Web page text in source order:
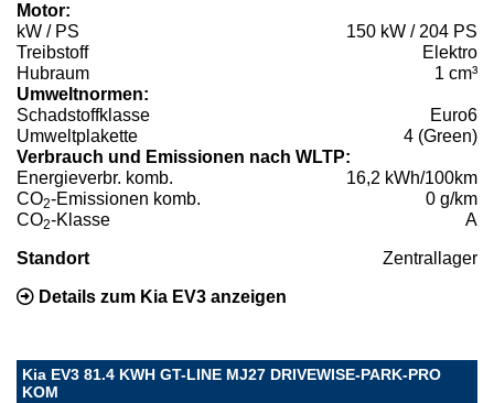
Motor:
kW / PS
150 kW / 204 PS
Treibstoff
Elektro
Hubraum
1 cm³
Umweltnormen:
Schadstoffklasse
Euro6
Umweltplakette
4 (Green)
Verbrauch und Emissionen nach WLTP:
Energieverbr. komb.
16,2 kWh/100km
CO2-Emissionen komb.
0 g/km
CO2-Klasse A
Standort Zentrallager
Details zum Kia EV3 anzeigen
Kia EV3 81.4 KWH GT-LINE MJ27 DRIVEWISE-PARK-PRO
KOM